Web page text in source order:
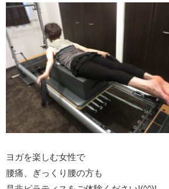
ヨガを楽しむ女性で
腰痛、ぎっくり腰の方も